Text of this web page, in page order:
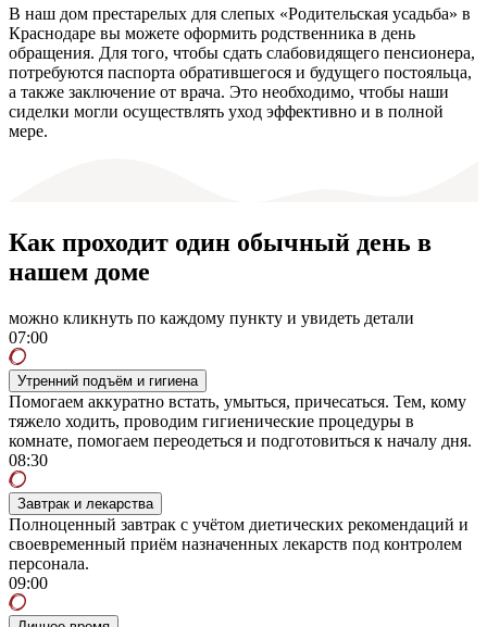
В наш дом престарелых для слепых «Родительская усадьба» в
Краснодаре вы можете оформить родственника в день
обращения. Для того, чтобы сдать слабовидящего пенсионера,
потребуются паспорта обратившегося и будущего постояльца,
а также заключение от врача. Это необходимо, чтобы наши
сиделки могли осуществлять уход эффективно и в полной
мере.
Как проходит один обычный день в
нашем доме
можно кликнуть по каждому пункту и увидеть детали
07:00
Утренний подъём и гигиена
Помогаем аккуратно встать, умыться, причесаться. Тем, кому
тяжело ходить, проводим гигиенические процедуры в
комнате, помогаем переодеться и подготовиться к началу дня.
08:30
Завтрак и лекарства
Полноценный завтрак с учётом диетических рекомендаций и
своевременный приём назначенных лекарств под контролем
персонала.
09:00